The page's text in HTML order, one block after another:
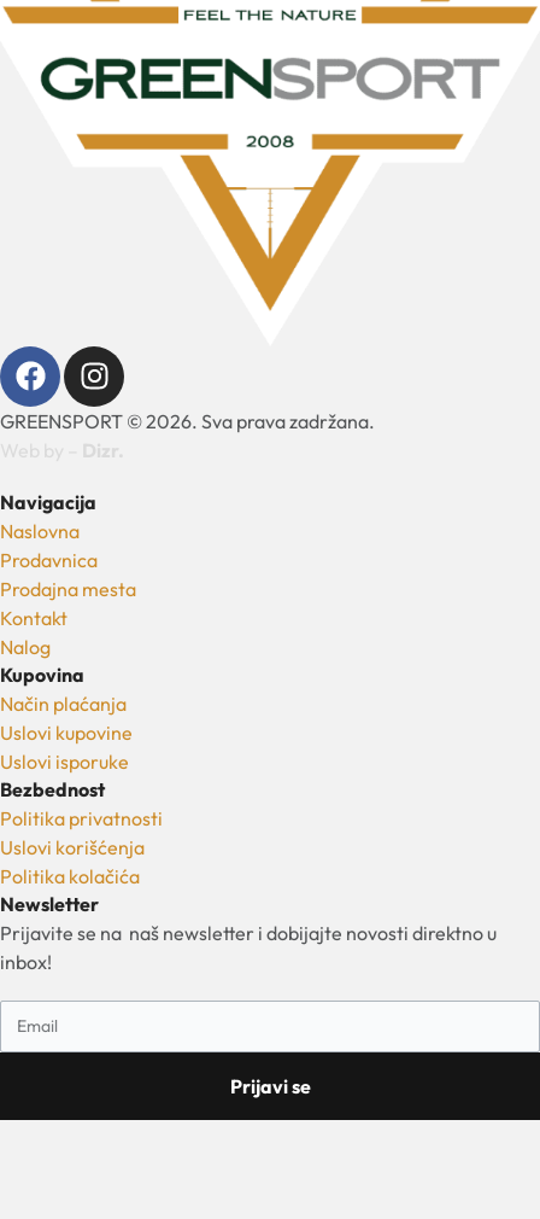
GREENSPORT © 2026. Sva prava zadržana.
Navigacija
Naslovna
Prodavnica
Prodajna mesta
Kontakt
Nalog
Kupovina
Način plaćanja
Uslovi kupovine
Uslovi isporuke
Bezbednost
Politika privatnosti
Uslovi korišćenja
Politika kolačića
Newsletter
Prijavite se na naš newsletter i dobijajte novosti direktno u
inbox!
Prijavi se